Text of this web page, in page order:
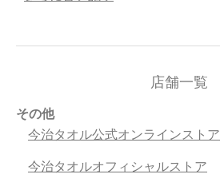
店舗一覧
その他
今治タオル公式オンラインストア
今治タオルオフィシャルストア